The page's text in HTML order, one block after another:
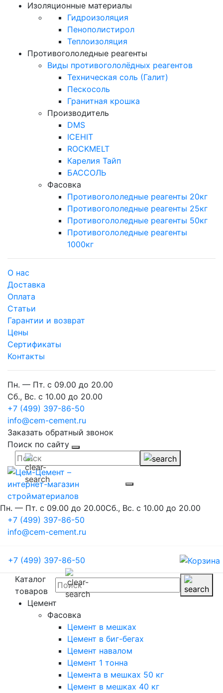
Изоляционные материалы
Гидроизоляция
Пенополистирол
Теплоизоляция
Противогололедные реагенты
Виды противогололёдных реагентов
Техническая соль (Галит)
Пескосоль
Гранитная крошка
Производитель
DMS
ICEHIT
ROCKMELT
Карелия Тайп
БАССОЛЬ
Фасовка
Противогололедные реагенты 20кг
Противогололедные реагенты 25кг
Противогололедные реагенты 50кг
Противогололедные реагенты
1000кг
О нас
Доставка
Оплата
Cтатьи
Гарантии и возврат
Цены
Сертификаты
Контакты
Пн. — Пт. с 09.00 до 20.00
Сб., Вс. с 10.00 до 20.00
+7 (499) 397-86-50
info@cem-cement.ru
Заказать обратный звонок
Поиск по сайту
Пн. — Пт. с 09.00 до 20.00Сб., Вс. с 10.00 до 20.00
+7 (499) 397-86-50
info@cem-cement.ru
+7 (499) 397-86-50
Каталог
товаров
Цемент
Фасовка
Цемент в мешках
Цемент в биг-бегах
Цемент навалом
Цемент 1 тонна
Цемента в мешках 50 кг
Цемент в мешках 40 кг